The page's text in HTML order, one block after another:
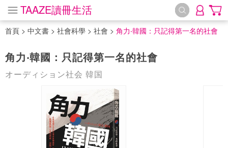
TAAZE讀冊生活
首頁 > 中文書 > 社會科學 > 社會 > 角力‧韓國：只記得第一名的社會
角力‧韓國：只記得第一名的社會
オーディション社会 韓国